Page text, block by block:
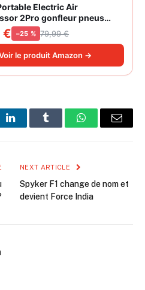
Electric Air
2Pro gonfleur pneus
Contrôle pression
gonflage rapide, batterie
avec éclairage, grand
air 27 mm
€ −25 % 79,99 €
le produit Amazon →
LinkedInTumblr WhatsAppEmail
NEXT ARTICLE
Spyker F1 change de nom et
devient Force India